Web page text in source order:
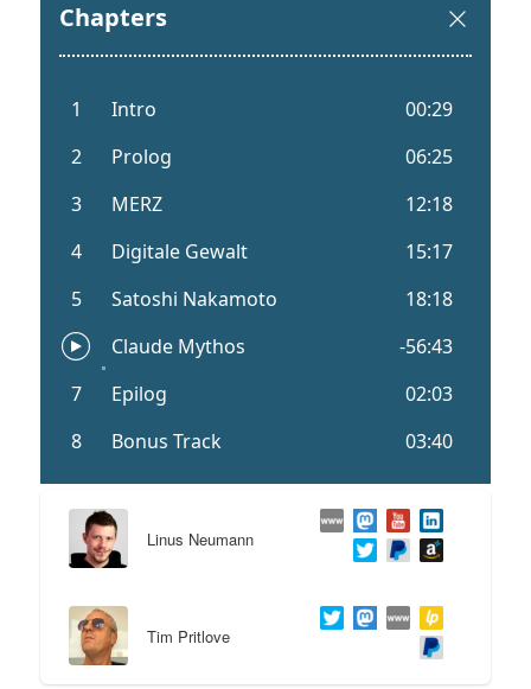
Linus Neumann
Tim Pritlove